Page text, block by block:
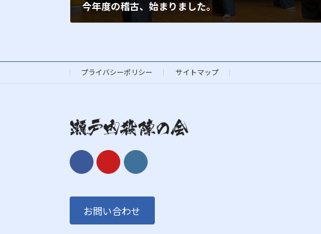
今年度の稽古、始まりました。
プライバシーポリシー サイトマップ
お問い合わせ